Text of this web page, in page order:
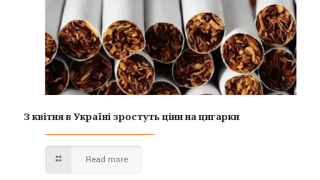
З квітня в Україні зростуть ціни на цигарки
Read more